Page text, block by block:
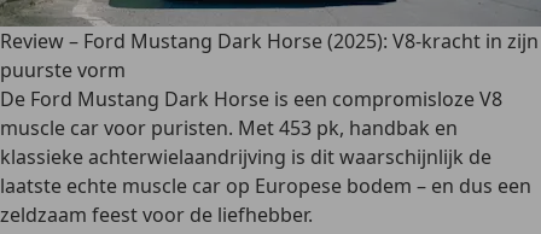
Review – Ford Mustang Dark Horse (2025): V8-kracht in zijn
puurste vorm
De Ford Mustang Dark Horse is een compromisloze V8
muscle car voor puristen. Met 453 pk, handbak en
klassieke achterwielaandrijving is dit waarschijnlijk de
laatste echte muscle car op Europese bodem – en dus een
zeldzaam feest voor de liefhebber.